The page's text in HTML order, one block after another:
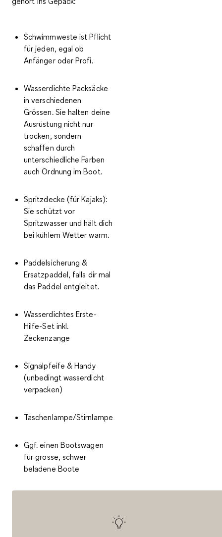
Schwimmweste ist Pflicht
für jeden, egal ob
Anfänger oder Profi.
Wasserdichte Packsäcke
in verschiedenen
Grössen. Sie halten deine
Ausrüstung nicht nur
trocken, sondern
schaffen durch
unterschiedliche Farben
auch Ordnung im Boot.
Spritzdecke (für Kajaks):
Sie schützt vor
Spritzwasser und hält dich
bei kühlem Wetter warm.
Paddelsicherung &
Ersatzpaddel, falls dir mal
das Paddel entgleitet.
Wasserdichtes Erste-
Hilfe-Set inkl.
Zeckenzange
Signalpfeife & Handy
(unbedingt wasserdicht
verpacken)
Taschenlampe/Stirnlampe
Ggf. einen Bootswagen
für grosse, schwer
beladene Boote